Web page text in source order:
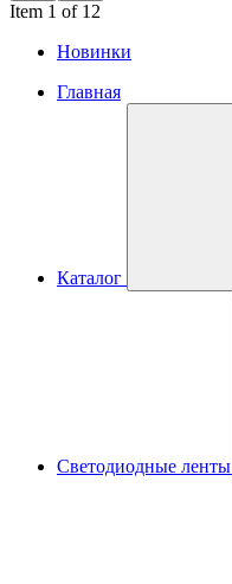
Item 1 of 12
Новинки
Главная
Каталог
Светодиодные ленты